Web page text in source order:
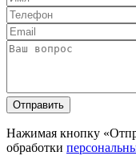
Отправить
Нажимая кнопку
обработки